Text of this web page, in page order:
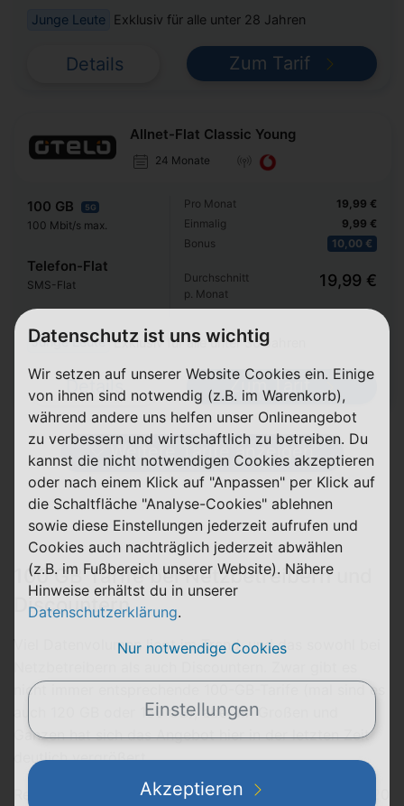
Junge Leute Exklusiv für alle unter 28 Jahren
Details Zum Tarif
Allnet-Flat Classic Young
24 Monate
100 GB 5G
100 Mbit/s max.
Telefon-Flat
SMS-Flat
Pro Monat
Einmalig
Bonus
19,99 €
9,99 €
10,00 €
Durchschnitt
p. Monat
19,99 €
Junge Leute Exklusiv für alle unter 30 Jahren
Details Zum Tarif
Weitere Tarife anzeigen
100 GB Tarife bei Netzbetreibern und
Discountern
Viel Datenvolumen liegt im Trend, und das sowohl bei
nicht immer entsprechende 100-GB-Tarife (mal sind es
auch 120 GB oder 150 GB), aber im Großen und
Ganzen hat sich das Angebot hier in der letzten Zeit
deutlich vergrößert.
Rechne hier am besten mit Monatspreisen zwischen 20
Datenschutz ist uns wichtig
Wir setzen auf unserer Website Cookies ein. Einige
von ihnen sind notwendig (z.B. im Warenkorb),
während andere uns helfen unser Onlineangebot
zu verbessern und wirtschaftlich zu betreiben. Du
kannst die nicht notwendigen Cookies akzeptieren
oder nach einem Klick auf "Anpassen" per Klick auf
die Schaltfläche "Analyse-Cookies" ablehnen
sowie diese Einstellungen jederzeit aufrufen und
Cookies auch nachträglich jederzeit abwählen
(z.B. im Fußbereich unserer Website). Nähere
Hinweise erhältst du in unserer
Datenschutzerklärung.
Nur notwendige Cookies
Einstellungen
Akzeptieren